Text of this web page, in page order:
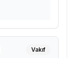
Vakıf